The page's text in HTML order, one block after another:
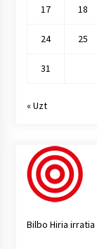
17 18
24 25
31
« Uzt
Bilbo Hiria irratia